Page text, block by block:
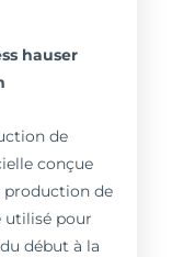
hauser
de
conçue
production de
utilisé pour
début à la